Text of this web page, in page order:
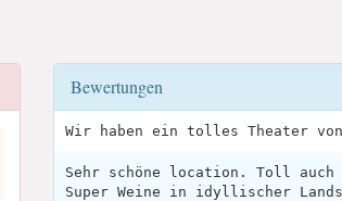
Bewertungen
Wir haben ein tolles Theater von
Sehr schöne location. Toll
Super Weine in idyllischer